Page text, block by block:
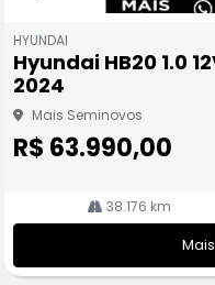
pa
rtil
he
HYUNDAI
Hyundai HB20 1.0
2024
Mais Seminovos
R$ 63.990,00
38.176 km